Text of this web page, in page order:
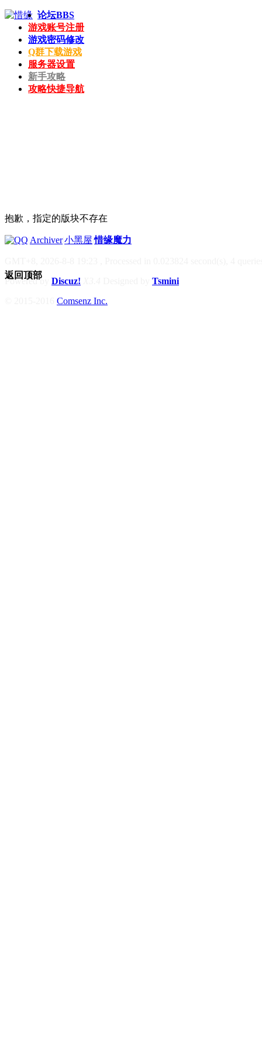
论坛BBS
游戏账号注册
游戏密码修改
Q群下载游戏
服务器设置
新手攻略
攻略快捷导航
抱歉，指定的版块不存在
Archiver|小黑屋|惜缘魔力
Powered by Discuz!
Tsmini
Comsenz Inc.
返回顶部